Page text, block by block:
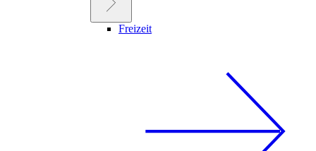
Freizeit